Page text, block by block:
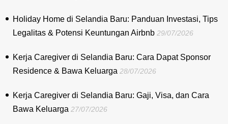
Holiday Home di Selandia Baru: Panduan Investasi, Tips
Legalitas & Potensi Keuntungan Airbnb 29/07/2026
Kerja Caregiver di Selandia Baru: Cara Dapat Sponsor
Residence & Bawa Keluarga 28/07/2026
Kerja Caregiver di Selandia Baru: Gaji, Visa, dan Cara
Bawa Keluarga 27/07/2026